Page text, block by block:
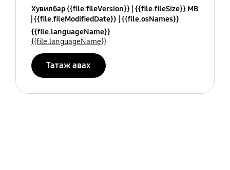
Хувилбар {{file.fileVersion}} {{file.fileSize}} MB
{{file.fileModifiedDate}} {{file.osNames}}
{{file.languageName}}
{{file.languageName}}
Татаж авах